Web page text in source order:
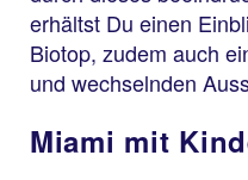
erhältst Du einen
Biotop, zudem auch
und wechselnden
Miami mit